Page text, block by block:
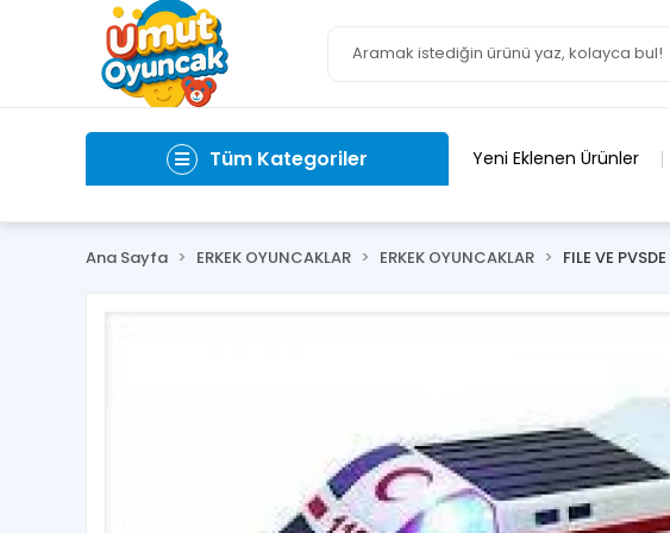
Tüm Kategoriler Yeni Eklenen Ürünler
Ana Sayfa ERKEK OYUNCAKLAR ERKEK OYUNCAKLAR FILE VE